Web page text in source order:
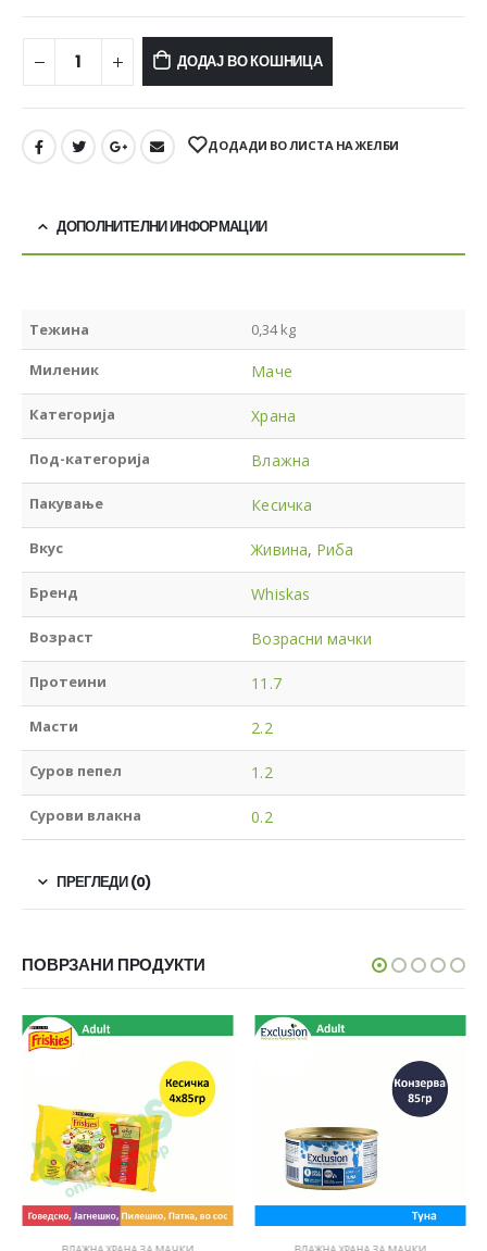
ДОДАЈ ВО КОШНИЦА
ДОДАДИ ВО ЛИСТА НА ЖЕЛБИ
ДОПОЛНИТЕЛНИ ИНФОРМАЦИИ
Тежина 0,34 kg
Миленик Маче
Категорија Храна
Под-категорија Влажна
Пакување Кесичка
Вкус Живина, Риба
Бренд Whiskas
Возраст Возрасни мачки
Протеини 11.7
Масти 2.2
Суров пепел 1.2
Сурови влакна 0.2
ПРЕГЛЕДИ (0)
ПОВРЗАНИ ПРОДУКТИ